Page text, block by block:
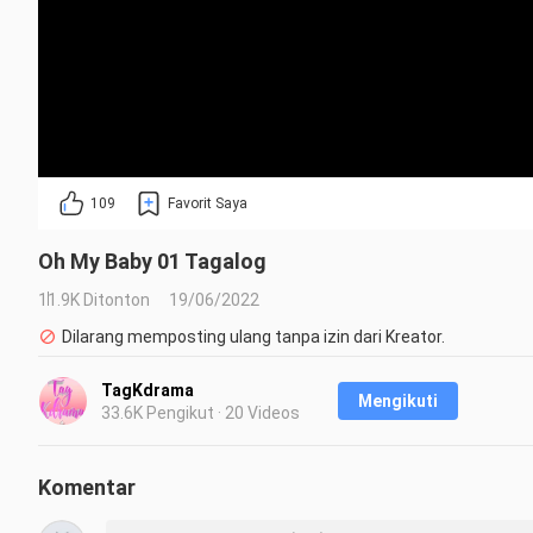
109 Favorit Saya
Oh My Baby 01 Tagalog
11.9K Ditonton
19/06/2022
Dilarang memposting ulang tanpa izin dari Kreator.
TagKdrama
33.6K Pengikut · 20 Videos
Mengikuti
Komentar